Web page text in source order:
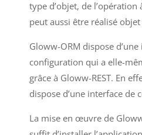
type d’objet, de
peut aussi être réalisé
Gloww-ORM dispose
configuration qui a elle-
grâce à Gloww-REST. En
dispose d’une interface de
La mise en œuvre de